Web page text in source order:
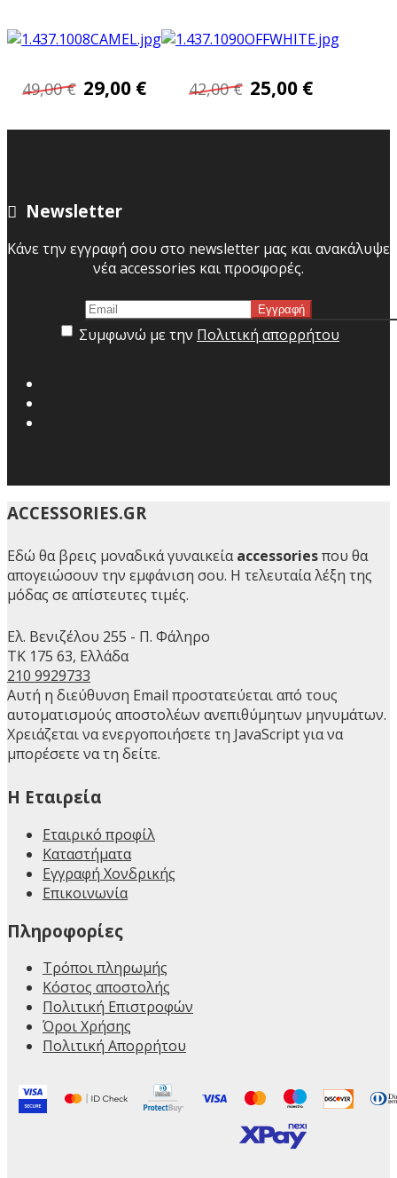
49,00 € 29,00 € 42,00 € 25,00 €
Newsletter
Κάνε την εγγραφή σου στο newsletter μας και ανακάλυψε
νέα accessories και προσφορές.
Συμφωνώ με την Πολιτική απορρήτου
ACCESSORIES.GR
Εδώ θα βρεις μοναδικά γυναικείαaccessoriesπου θα
απογειώσουν την εμφάνιση σου. Η τελευταία λέξη της
μόδας σε απίστευτες τιμές.
Ελ. Βενιζέλου 255 - Π. Φάληρο
ΤΚ 175 63, Ελλάδα
210 9929733
Αυτή η διεύθυνση Email προστατεύεται από τους
αυτοματισμούς αποστολέων ανεπιθύμητων μηνυμάτων.
Χρειάζεται να ενεργοποιήσετε τη JavaScript για να
μπορέσετε να τη δείτε.
H Εταιρεία
Εταιρικό προφίλ
Καταστήματα
Εγγραφή Χονδρικής
Επικοινωνία
Πληροφορίες
Τρόποι πληρωμής
Κόστος αποστολής
Πολιτική Επιστροφών
Όροι Χρήσης
Πολιτική Απορρήτου